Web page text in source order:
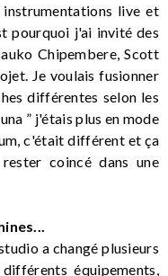
instrumentations live et
pourquoi j'ai invité des
Chipembere, Scott
Je voulais fusionner
différentes selon les
” j'étais plus en mode
c'était différent et ça
coincé dans une
a changé plusieurs
équipements,